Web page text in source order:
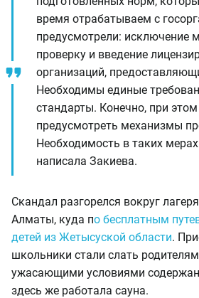
время отрабатываем с
предусмотрели: исключение
проверку и введение
организаций,
Необходимы единые
стандарты. Конечно, при
предусмотреть механизмы
Необходимость в таких
написала Закиева.
Скандал разгорелся вокруг
Алматы, куда по бесплатным
детей из Жетысуской области.
школьники стали слать
ужасающими условиями
здесь же работала сауна.